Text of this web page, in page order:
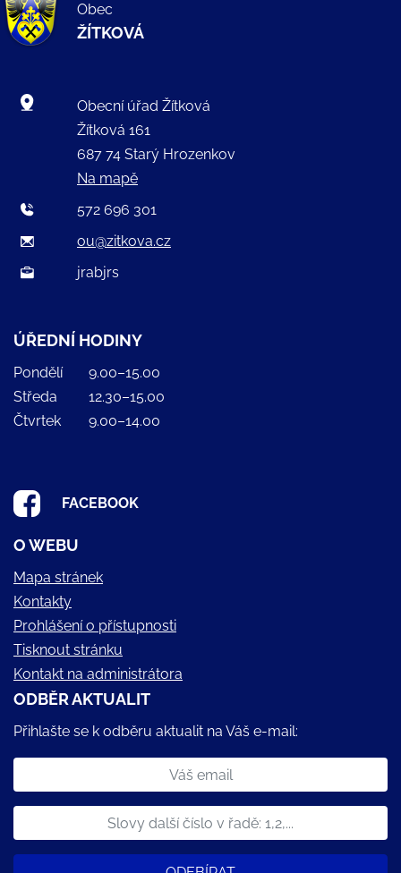
Obec
ŽÍTKOVÁ
Obecní úřad Žítková
Žítková 161
687 74 Starý Hrozenkov
Na mapě
572 696 301
ou@zitkova.cz
jrabjrs
ÚŘEDNÍ HODINY
Pondělí
9.00–15.00
Středa
12.30–15.00
Čtvrtek
9.00–14.00
FACEBOOK
O WEBU
Mapa stránek
Kontakty
Prohlášení o přístupnosti
Tisknout stránku
Kontakt na administrátora
ODBĚR AKTUALIT
Přihlašte se k odběru aktualit na Váš e-mail: